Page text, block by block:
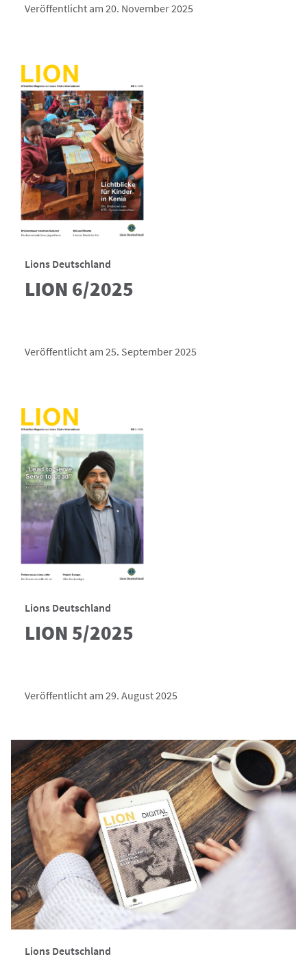
Veröffentlicht am 20. November 2025
Lions Deutschland
LION 6/2025
Veröffentlicht am 25. September 2025
Lions Deutschland
LION 5/2025
Veröffentlicht am 29. August 2025
Lions Deutschland